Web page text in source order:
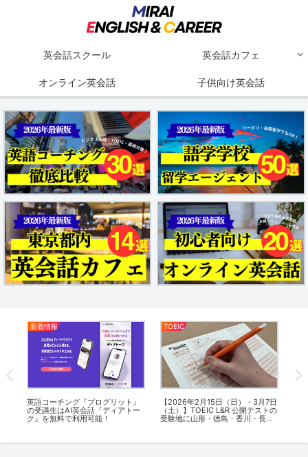
英会話スクール 英会話カフェ
オンライン英会話 子供向け英会話
新着情報
英語コーチング『プログリット』
の受講生はAI英会話『ディアトー
ク』を無料で利用可能！
TOEIC
【2026年2月15日（日）・3月7日
（土）】TOEIC L&R 公開テストの
受験地に山形・徳島・香川・長